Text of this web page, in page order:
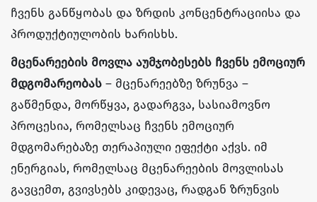
ჩვენს განწყობას და ზრდის კონცენტრაციისა და
პროდუქტიულობის ხარისხს.
მცენარეების მოვლა აუმჯობესებს ჩვენს ემოციურ
მდგომარეობას – მცენარეებზე ზრუნვა –
გაწმენდა, მორწყვა, გადარგვა, სასიამოვნო
პროცესია, რომელსაც ჩვენს ემოციურ
მდგომარებაზე თერაპიული ეფექტი აქვს. იმ
ენერგიას, რომელსაც მცენარეების მოვლისას
გავცემთ, გვივსებს კიდევაც, რადგან ზრუნვის